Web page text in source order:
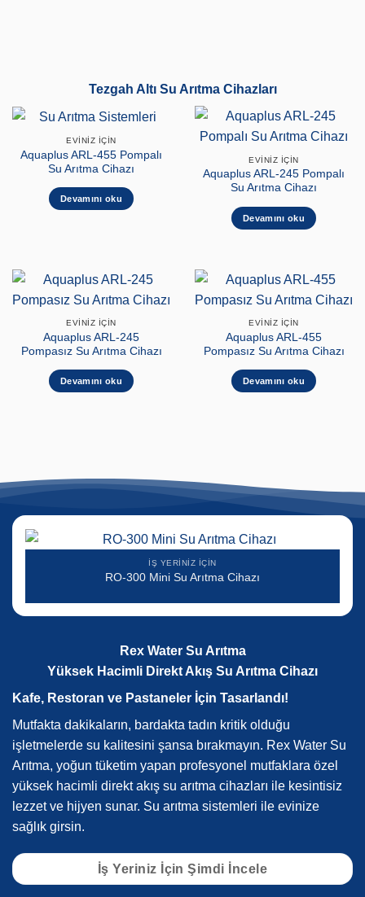
Tezgah Altı Su Arıtma Cihazları
EVINIZ İÇIN
Aquaplus ARL-455 Pompalı
Su Arıtma Cihazı
Devamını oku
EVINIZ İÇIN
Aquaplus ARL-245 Pompalı
Su Arıtma Cihazı
Devamını oku
EVINIZ İÇIN
Aquaplus ARL-245
Pompasız Su Arıtma Cihazı
Devamını oku
EVINIZ İÇIN
Aquaplus ARL-455
Pompasız Su Arıtma Cihazı
Devamını oku
Rex Water Su Arıtma
Yüksek Hacimli Direkt Akış Su Arıtma Cihazı
Kafe, Restoran ve Pastaneler İçin Tasarlandı!
Mutfakta dakikaların, bardakta tadın kritik olduğu
işletmelerde su kalitesini şansa bırakmayın. Rex Water Su
Arıtma, yoğun tüketim yapan profesyonel mutfaklara özel
yüksek hacimli direkt akış su arıtma cihazları ile kesintisiz
lezzet ve hijyen sunar. Su arıtma sistemleri ile evinize
sağlık girsin.
İş Yeriniz İçin Şimdi İncele
İŞ YERINIZ İÇIN
RO-300 Mini Su Arıtma Cihazı